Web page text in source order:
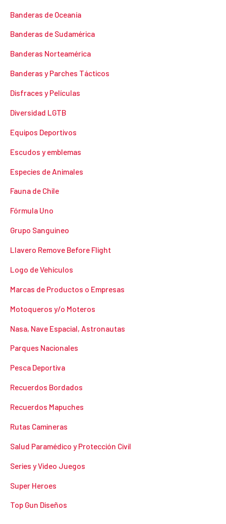
Banderas de Oceanía
Banderas de Sudamérica
Banderas Norteamérica
Banderas y Parches Tácticos
Disfraces y Películas
Diversidad LGTB
Equipos Deportivos
Escudos y emblemas
Especies de Animales
Fauna de Chile
Fórmula Uno
Grupo Sanguineo
Llavero Remove Before Flight
Logo de Vehículos
Marcas de Productos o Empresas
Motoqueros y/o Moteros
Nasa, Nave Espacial, Astronautas
Parques Nacionales
Pesca Deportiva
Recuerdos Bordados
Recuerdos Mapuches
Rutas Camineras
Salud Paramédico y Protección Civil
Series y Video Juegos
Super Heroes
Top Gun Diseños